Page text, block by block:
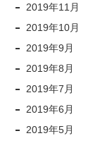
2019年11月
2019年10月
2019年9月
2019年8月
2019年7月
2019年6月
2019年5月